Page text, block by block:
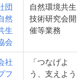
団
然
生
会
自然環境共生
技術研究会開
催等業務
社
フ
「つなげよ
う、支えよう